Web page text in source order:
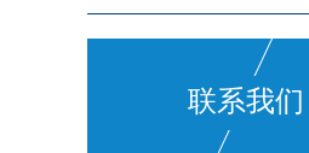
联系我们